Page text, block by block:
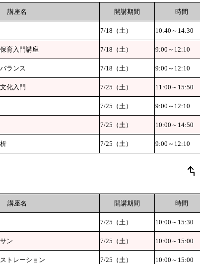
講座名 開講期間 時間
7/18（土） 10:40～14:30
育入門講座 7/18（土） 9:00～12:10
ランス 7/18（土） 9:00～12:10
化入門 7/25（土） 11:00～15:50
7/25（土） 9:00～12:10
7/25（土） 10:00～14:50
7/25（土） 9:00～12:10
講座名 開講期間 時間
7/25（土） 10:00～15:30
ン 7/25（土） 10:00～15:00
トレーション 7/25（土） 10:00～15:00